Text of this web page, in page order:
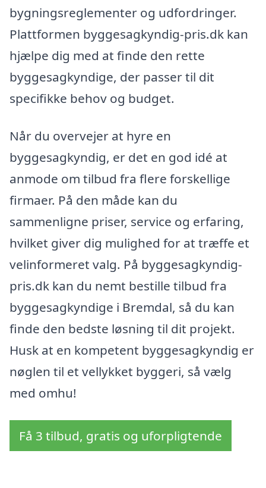
bygningsreglementer og udfordringer.
Plattformen byggesagkyndig-pris.dk kan
hjælpe dig med at finde den rette
byggesagkyndige, der passer til dit
specifikke behov og budget.
Når du overvejer at hyre en
byggesagkyndig, er det en god idé at
anmode om tilbud fra flere forskellige
firmaer. På den måde kan du
sammenligne priser, service og erfaring,
hvilket giver dig mulighed for at træffe et
velinformeret valg. På byggesagkyndig-
pris.dk kan du nemt bestille tilbud fra
byggesagkyndige i Bremdal, så du kan
finde den bedste løsning til dit projekt.
Husk at en kompetent byggesagkyndig er
nøglen til et vellykket byggeri, så vælg
med omhu!
Få 3 tilbud, gratis og uforpligtende